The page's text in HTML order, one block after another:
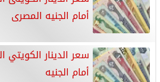
أمام الجنيه المصرى
أمام الجنيه